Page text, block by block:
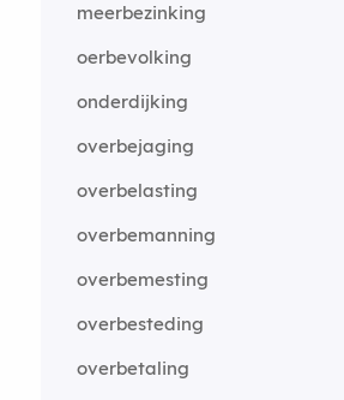
meerbezinking
oerbevolking
onderdijking
overbejaging
overbelasting
overbemanning
overbemesting
overbesteding
overbetaling